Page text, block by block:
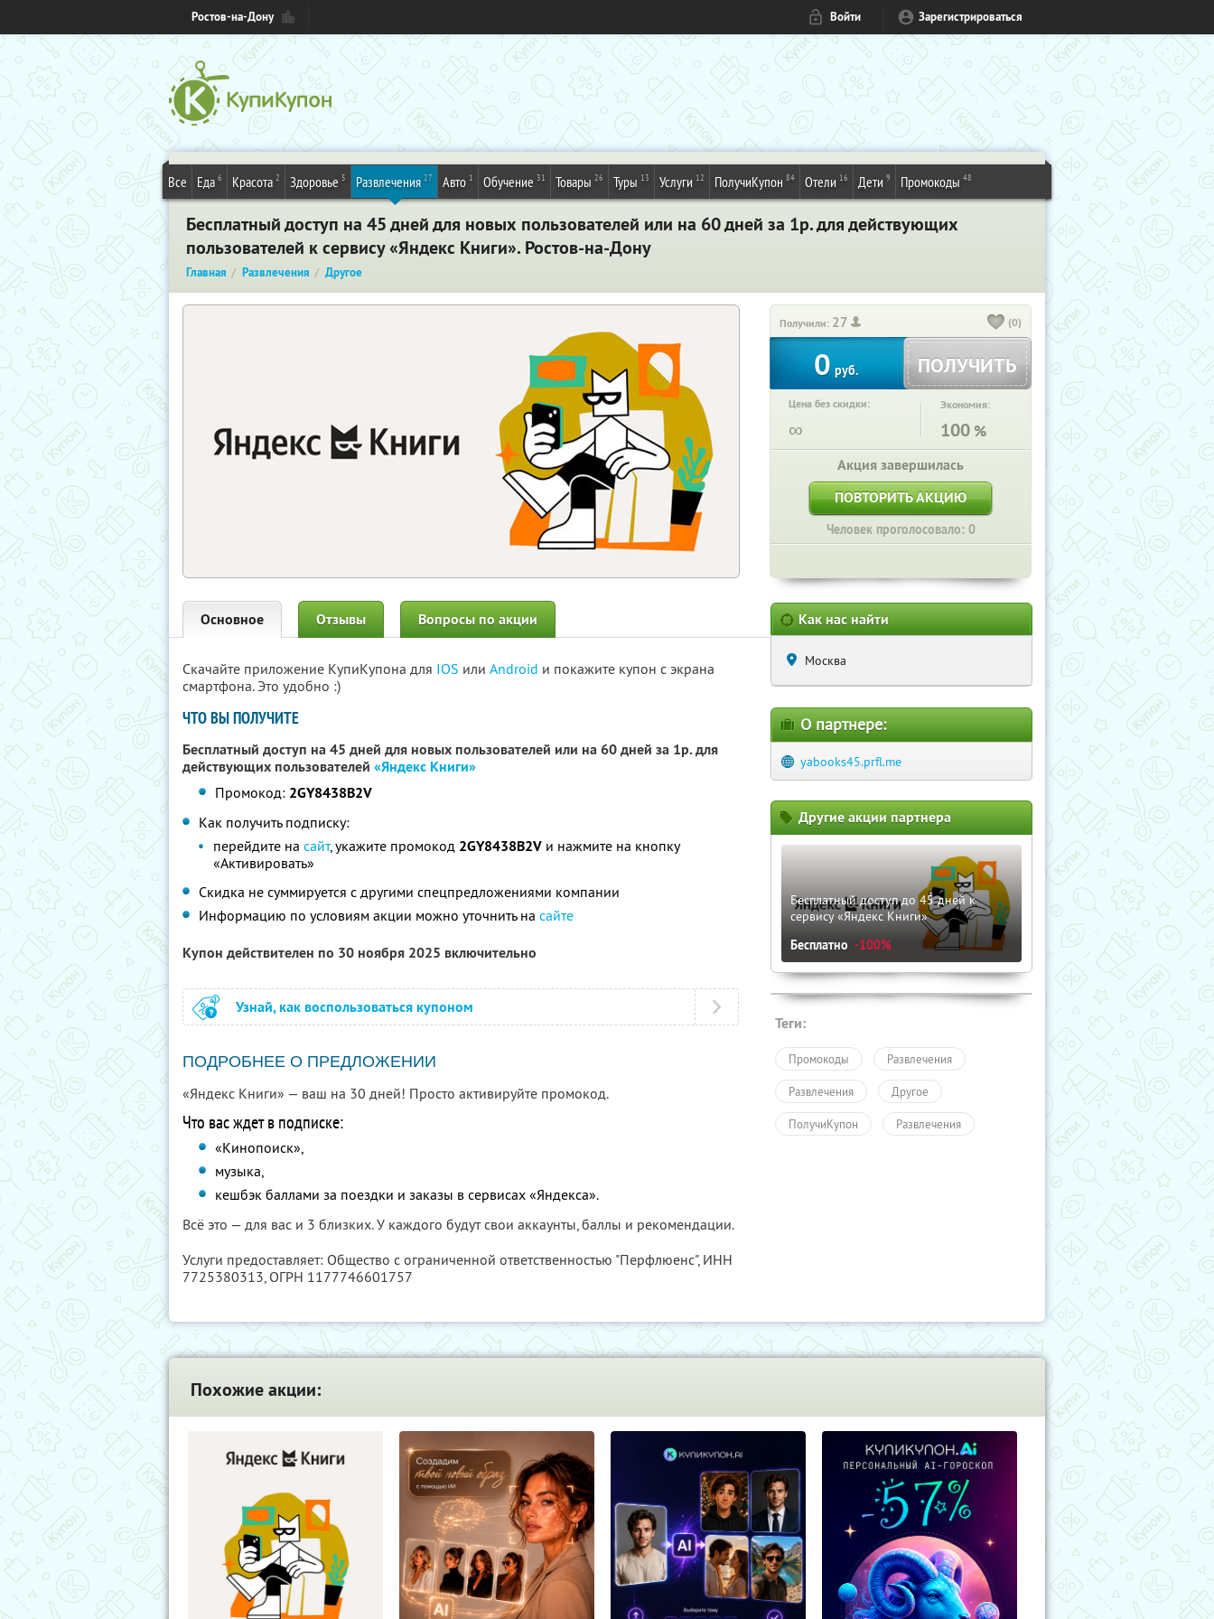
Ростов-на-Дону Войти Зарегистрироваться
Все Еда 6 Красота 2 Здоровье 5 Развлечения 27 Авто 1 Обучение 31 Товары 26 Туры 13 Услуги 12 ПолучиКупон 84 Отели 16 Дети 9 Промокоды 48
Бесплатный доступ на 45 дней для новых пользователей или на 60 дней за 1р. для действующих
пользователей к сервису «Яндекс Книги». Ростов-на-Дону
Главная Развлечения Другое
Получили: 27 (0)
0 руб. ПОЛУЧИТЬ
Цена без скидки:
∞
Экономия:
100 %
Акция завершилась
ПОВТОРИТЬ АКЦИЮ
Человек проголосовало: 0
Основное Отзывы Вопросы по акции
Скачайте приложение КупиКупона для IOS или Android и покажите купон с экрана
смартфона. Это удобно :)
ЧТО ВЫ ПОЛУЧИТЕ
Бесплатный доступ на 45 дней для новых пользователей или на 60 дней за 1р. для
действующих пользователей «Яндекс Книги»
Промокод: 2GY8438B2V
Как получить подписку:
перейдите на сайт, укажите промокод 2GY8438B2V и нажмите на кнопку
«Активировать»
Скидка не суммируется с другими спецпредложениями компании
Информацию по условиям акции можно уточнить на сайте
Купон действителен по 30 ноября 2025 включительно
Узнай, как воспользоваться купоном
ПОДРОБНЕЕ О ПРЕДЛОЖЕНИИ
«Яндекс Книги» — ваш на 30 дней! Просто активируйте промокод.
Что вас ждет в подписке:
«Кинопоиск»,
музыка,
кешбэк баллами за поездки и заказы в сервисах «Яндекса».
Всё это — для вас и 3 близких. У каждого будут свои аккаунты, баллы и рекомендации.
Услуги предоставляет: Общество с ограниченной ответственностью "Перфлюенс", ИНН
7725380313, ОГРН 1177746601757
Как нас найти
Москва
О партнере:
yabooks45.prfl.me
Другие акции партнера
Бесплатный доступ до 45 дней к
сервису «Яндекс Книги»
Бесплатно -100%
Теги:
Промокоды Развлечения
Развлечения Другое
ПолучиКупон Развлечения
Похожие акции: